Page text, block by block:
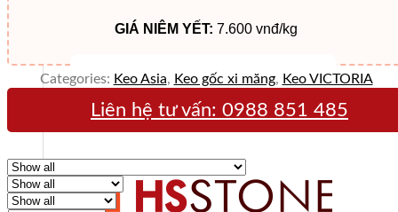
GIÁ NIÊM YẾT: 7.600 vnđ/kg
Categories: Keo Asia, Keo gốc xi măng, Keo VICTORIA
Liên hệ tư vấn: 0988 851 485